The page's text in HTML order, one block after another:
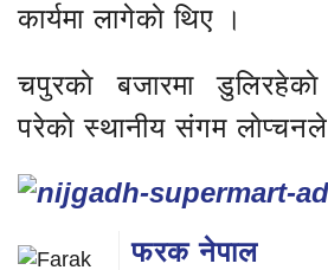
कार्यमा लागेकाे थिए ।
चपुरकाे बजारमा
परेकाे स्थानीय संगम लाेप्चनले
फरक नेपाल